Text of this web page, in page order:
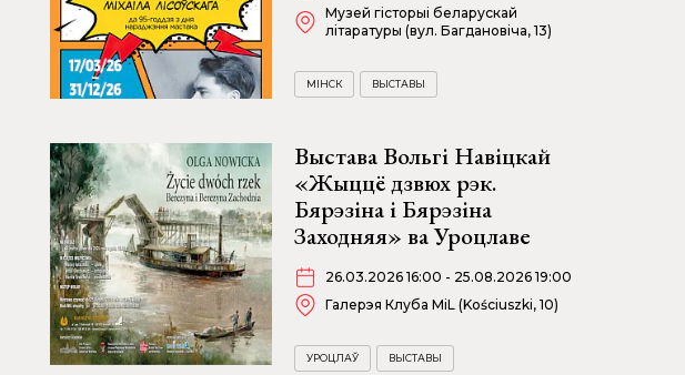
Музей гісторыі беларускай
літаратуры (вул. Багдановіча, 13)
МІНСК ВЫСТАВЫ
Выстава Вольгі Навіцкай
«Жыццё дзвюх рэк.
Бярэзіна і Бярэзіна
Заходняя» ва Уроцлаве
26.03.2026 16:00 - 25.08.2026 19:00
Галерэя Клуба MiL (Kościuszki, 10)
УРОЦЛАЎ ВЫСТАВЫ